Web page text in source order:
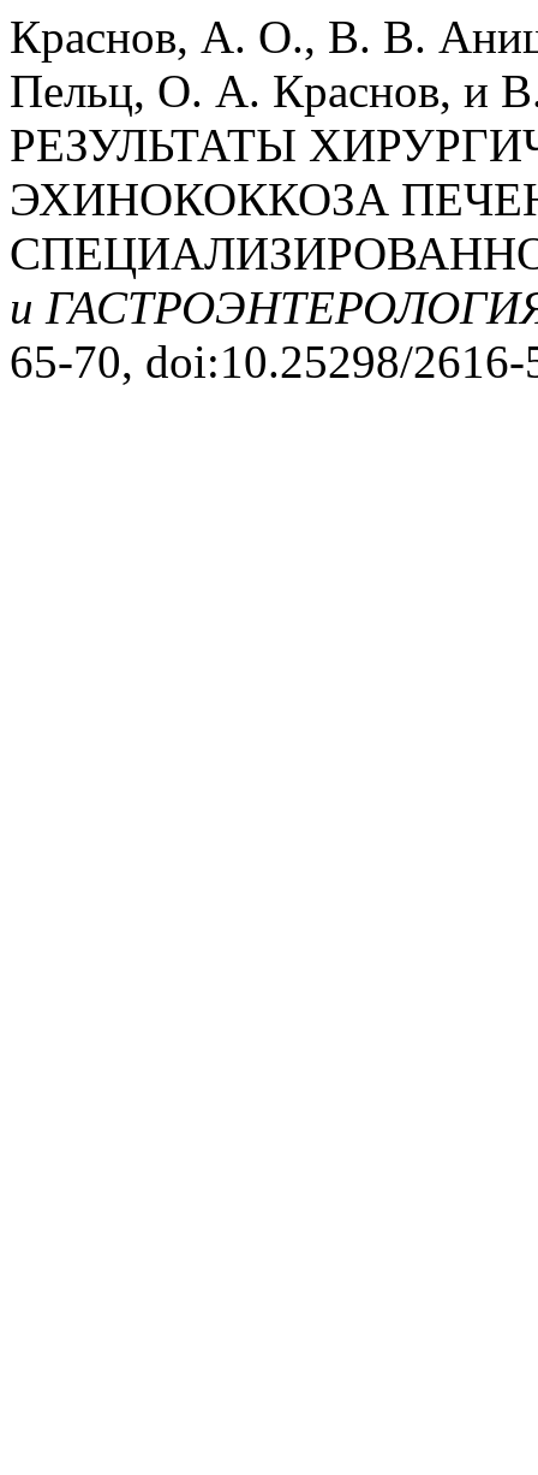
Краснов, А. О., В. В.
Пельц, О. А. Краснов, и
РЕЗУЛЬТАТЫ
ЭХИНОКОККОЗА
и
65-70, doi:10.25298/